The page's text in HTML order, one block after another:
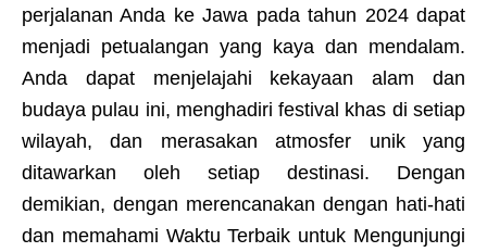
perjalanan Anda ke Jawa pada tahun 2024 dapat
menjadi petualangan yang kaya dan mendalam.
Anda dapat menjelajahi kekayaan alam dan
budaya pulau ini, menghadiri festival khas di setiap
wilayah, dan merasakan atmosfer unik yang
ditawarkan oleh setiap destinasi. Dengan
demikian, dengan merencanakan dengan hati-hati
dan memahami Waktu Terbaik untuk Mengunjungi